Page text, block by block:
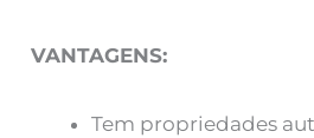
VANTAGENS:
Tem propriedades